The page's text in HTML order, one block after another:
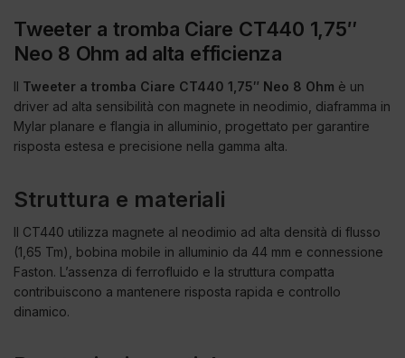
Tweeter a tromba Ciare CT440 1,75″
Neo 8 Ohm ad alta efficienza
Il Tweeter a tromba Ciare CT440 1,75″ Neo 8 Ohm è un
driver ad alta sensibilità con magnete in neodimio, diaframma in
Mylar planare e flangia in alluminio, progettato per garantire
risposta estesa e precisione nella gamma alta.
Struttura e materiali
Il CT440 utilizza magnete al neodimio ad alta densità di flusso
(1,65 Tm), bobina mobile in alluminio da 44 mm e connessione
Faston. L’assenza di ferrofluido e la struttura compatta
contribuiscono a mantenere risposta rapida e controllo
dinamico.